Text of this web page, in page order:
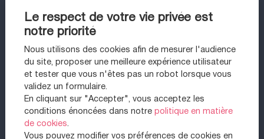
Le respect de votre vie privée est
notre priorité
Nous utilisons des cookies afin de mesurer l'audience
du site, proposer une meilleure expérience utilisateur
et tester que vous n'êtes pas un robot lorsque vous
validez un formulaire.
En cliquant sur "Accepter", vous acceptez les
conditions énoncées dans notrepolitique en matière
de cookies.
Vous pouvez modifier vos préférences de cookies en
Barème d'honoraires
UN PROJET IMMOBILIER SUR LE SECTEUR
DE PARIS 11 - BASTILLE ?
Appartement à vendre à Paris 11ème
Appartement à vendre à Paris 20ème
Maison à vendre à Sartrouville
Appartement à vendre à Paris 1er
Appartement à vendre à Paris 12ème
Appartement à vendre à Saint-mandé